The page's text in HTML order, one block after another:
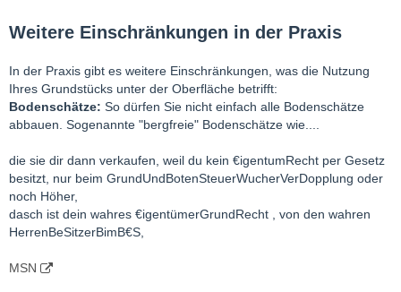
Weitere Einschränkungen in der Praxis
In der Praxis gibt es weitere Einschränkungen, was die Nutzung
Ihres Grundstücks unter der Oberfläche betrifft:
Bodenschätze: So dürfen Sie nicht einfach alle Bodenschätze
abbauen. Sogenannte "bergfreie" Bodenschätze wie....
die sie dir dann verkaufen, weil du kein €igentumRecht per Gesetz
besitzt, nur beim GrundUndBotenSteuerWucherVerDopplung oder
noch Höher,
dasch ist dein wahres €igentümerGrundRecht , von den wahren
HerrenBeSitzerBimB€S,
MSN